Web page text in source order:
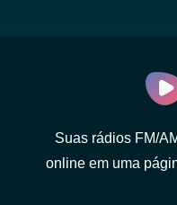
Suas rádios FM/
online em uma